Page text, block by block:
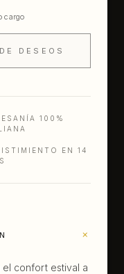
cargo
DESEOS
100%
EN 14
+
confort estival a